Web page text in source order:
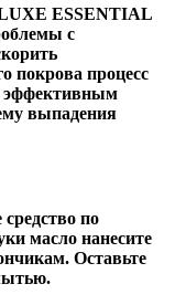
ESSENTIAL
с
покрова процесс
эффективным
выпадения
по
масло нанесите
Оставьте